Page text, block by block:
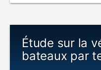
Étude sur la
bateaux par